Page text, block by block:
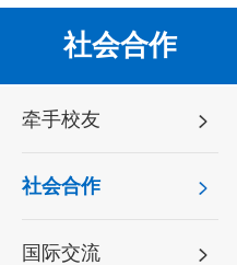
社会合作
牵手校友
社会合作
国际交流